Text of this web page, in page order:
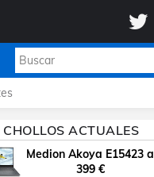
CHOLLOS ACTUALES
Medion Akoya E15423 a
399 €